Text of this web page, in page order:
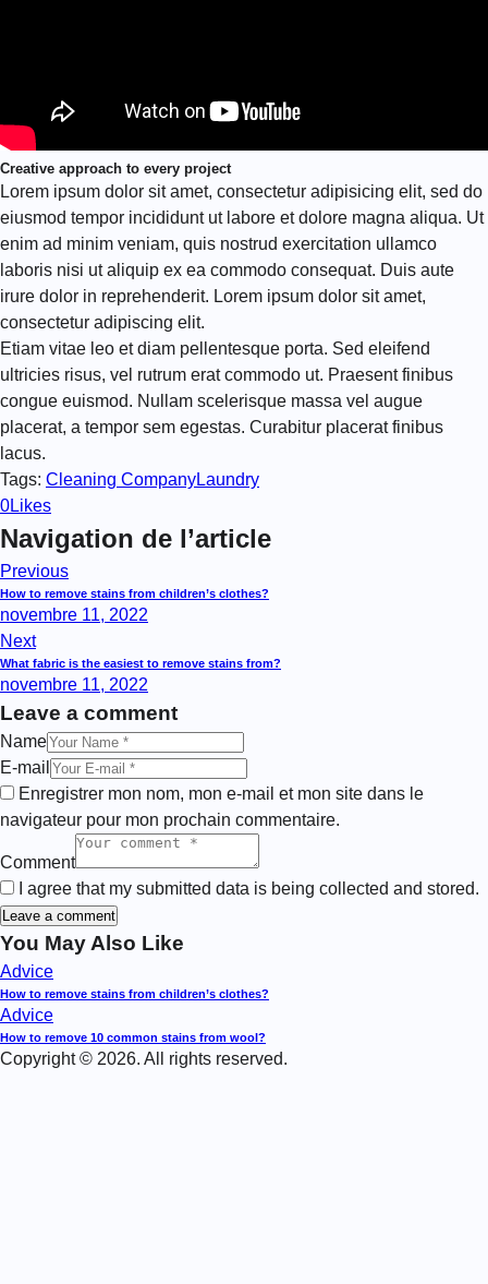
Creative approach to every project
Lorem ipsum dolor sit amet, consectetur adipisicing elit, sed do
eiusmod tempor incididunt ut labore et dolore magna aliqua. Ut
enim ad minim veniam, quis nostrud exercitation ullamco
laboris nisi ut aliquip ex ea commodo consequat. Duis aute
irure dolor in reprehenderit. Lorem ipsum dolor sit amet,
consectetur adipiscing elit.
Etiam vitae leo et diam pellentesque porta. Sed eleifend
ultricies risus, vel rutrum erat commodo ut. Praesent finibus
congue euismod. Nullam scelerisque massa vel augue
placerat, a tempor sem egestas. Curabitur placerat finibus
lacus.
Tags: Cleaning CompanyLaundry
0Likes
Navigation de l’article
Previous
How to remove stains from children’s clothes?
novembre 11, 2022
Next
What fabric is the easiest to remove stains from?
novembre 11, 2022
Leave a comment
Name
E-mail
Enregistrer mon nom, mon e-mail et mon site dans le
navigateur pour mon prochain commentaire.
Comment
I agree that my submitted data is being collected and stored.
You May Also Like
Advice
How to remove stains from children’s clothes?
Advice
How to remove 10 common stains from wool?
Copyright © 2026. All rights reserved.